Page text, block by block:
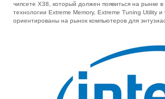
чипсете X38, который должен появиться на рынке
технологии Extreme Memory, Extreme Tuning Utility и
ориентированы на рынок компьютеров для